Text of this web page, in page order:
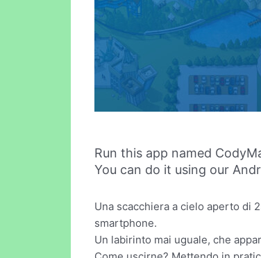
Run this app named
You can do it using our
Una scacchiera a cielo aperto di
smartphone.
Un labirinto mai uguale, che